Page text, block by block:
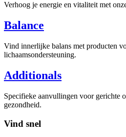
Verhoog je energie en vitaliteit met
Balance
Vind innerlijke balans met producten
lichaamsondersteuning.
Additionals
Specifieke aanvullingen voor gerichte
gezondheid.
Vind snel